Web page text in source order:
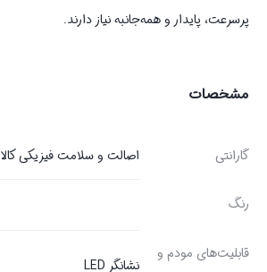
پرسرعت، پایدار و همه‌جانبه نیاز دارند.
مشخصات
گارانتی اصالت و سلامت فیزیکی کالا
رنگ
قابلیت‌های مودم و
نشانگر LED